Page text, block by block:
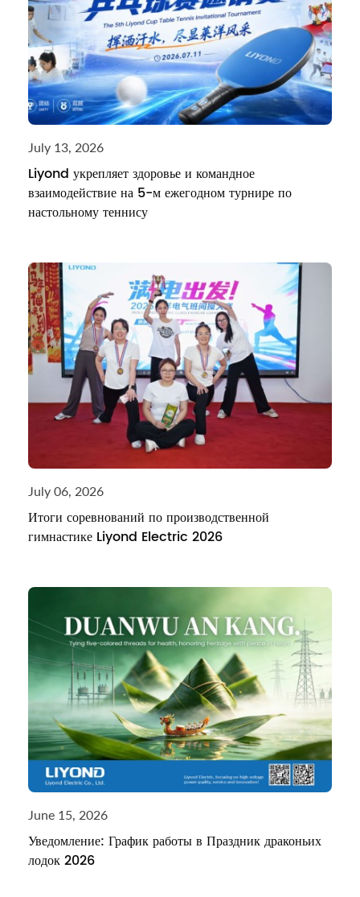
July 13, 2026
Liyond укрепляет здоровье и командное
взаимодействие на 5-м ежегодном турнире по
настольному теннису
July 06, 2026
Итоги соревнований по производственной
гимнастике Liyond Electric 2026
June 15, 2026
Уведомление: График работы в Праздник драконьих
лодок 2026